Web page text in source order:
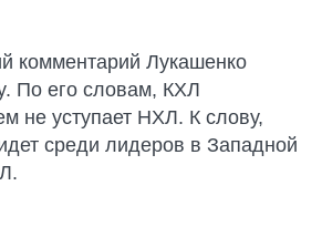
комментарий Лукашенко
По его словам, КХЛ
не уступает НХЛ. К слову,
среди лидеров в Западной